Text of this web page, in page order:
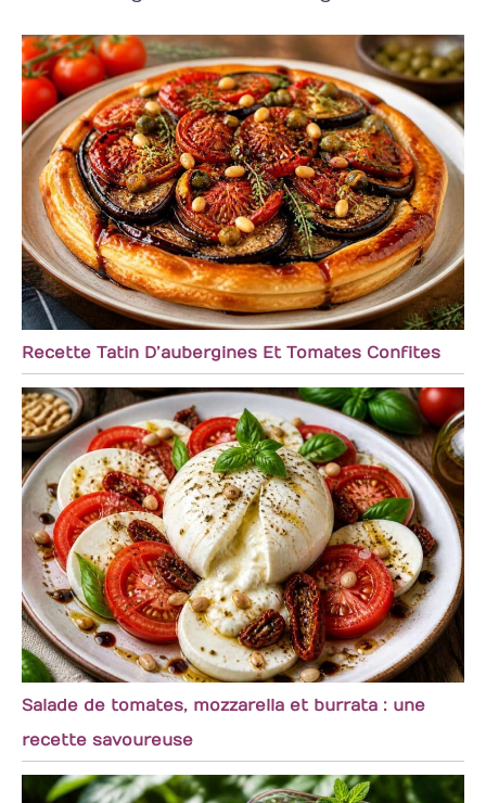
Recette Tatin D’aubergines Et Tomates Confites
Salade de tomates, mozzarella et burrata : une
recette savoureuse